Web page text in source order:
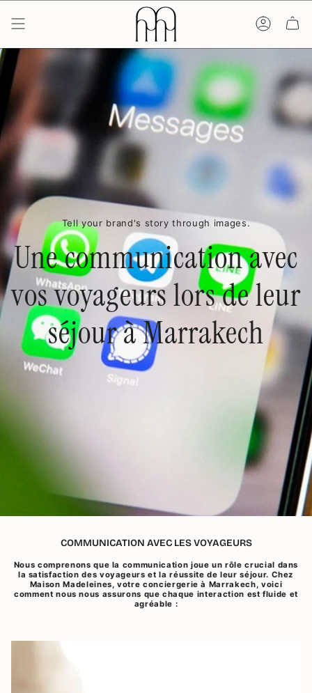
contenu
la
page
Tell your brand's story through images.
Une communication avec
vos voyageurs lors de leur
séjour à Marrakech
COMMUNICATION AVEC LES VOYAGEURS
Nous comprenons que la communication joue un rôle crucial dans
la satisfaction des voyageurs et la réussite de leur séjour. Chez
Maison Madeleines, votre conciergerie à Marrakech, voici
comment nous nous assurons que chaque interaction est fluide et
agréable :